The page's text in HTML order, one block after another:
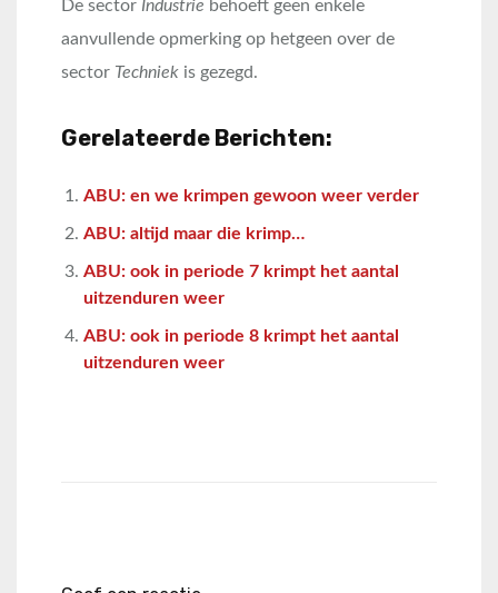
De sector Industrie behoeft geen enkele
aanvullende opmerking op hetgeen over de
sector Techniek is gezegd.
Gerelateerde Berichten:
ABU: en we krimpen gewoon weer verder
ABU: altijd maar die krimp…
ABU: ook in periode 7 krimpt het aantal
uitzenduren weer
ABU: ook in periode 8 krimpt het aantal
uitzenduren weer